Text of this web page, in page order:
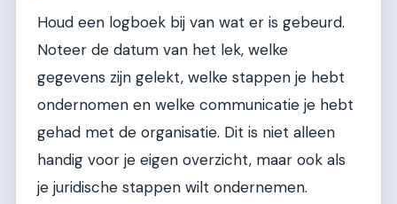
Houd een logboek bij van wat er is gebeurd.
Noteer de datum van het lek, welke
gegevens zijn gelekt, welke stappen je hebt
ondernomen en welke communicatie je hebt
gehad met de organisatie. Dit is niet alleen
handig voor je eigen overzicht, maar ook als
je juridische stappen wilt ondernemen.